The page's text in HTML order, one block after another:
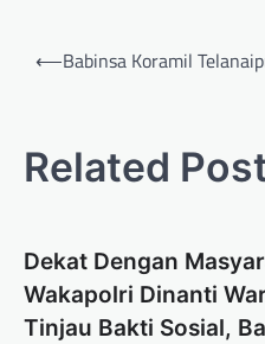
⟵Babinsa Koramil
Related
Dekat Dengan
Wakapolri Dinanti
Tinjau Bakti Sosial,